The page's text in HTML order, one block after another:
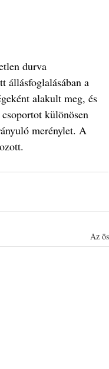
durva
állásfoglalásában a
alakult meg, és
különösen
merénylet. A
Az